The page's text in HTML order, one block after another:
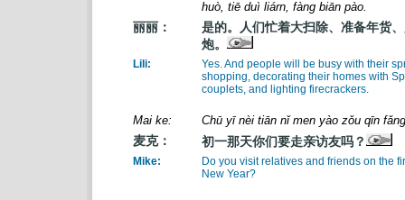
huò, tiē duì liárn, fàng biān pào.
丽丽：
是的。人们忙着大扫除、准备年货
炮。
Lili:
Yes. And people will be busy with their
shopping, decorating their homes with
couplets, and lighting firecrackers.
Mai ke:
Chū yī nèi tiān nǐ men yào zǒu qīn
麦克：
初一那天你们要走亲访友吗？
Mike:
Do you visit relatives and friends on the
New Year?